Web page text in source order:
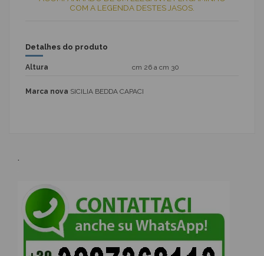
COM A LEGENDA DESTES JASOS.
Detalhes do produto
Altura cm 26 a cm 30
Marca nova SICILIA BEDDA CAPACI